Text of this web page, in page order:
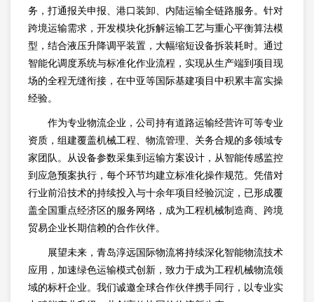
务，打通报关申报、港口装卸、内陆运输全链路服务。针对
跨境运输需求，开发模块化拆解运输工艺与重心平衡算法模
型，结合液压升降调平装置，大幅缩短设备拆装耗时。通过
智能化调度系统与标准化作业流程，实现从生产端到项目现
场的全程无缝衔接，在中亚等国际基建项目中积累丰富实操
经验。
作为专业物流企业，公司持有道路运输经营许可等专业
资质，组建覆盖机械工程、物流管理、关务合规的多领域专
家团队。从设备参数采集到运输方案设计，从智能传感监控
到应急预案执行，每个环节均建立标准化操作规范。凭借对
行业前沿技术的持续投入与十余年项目经验沉淀，已形成覆
盖全国重点经济区的服务网络，成为工程机械制造商、跨境
贸易企业长期信赖的合作伙伴。
展望未来，青岛淳远国际物流将持续深化智能物流技术
应用，加速绿色运输模式创新，致力于成为工程机械物流领
域的标杆企业。我们诚邀全球合作伙伴携手同行，以专业实